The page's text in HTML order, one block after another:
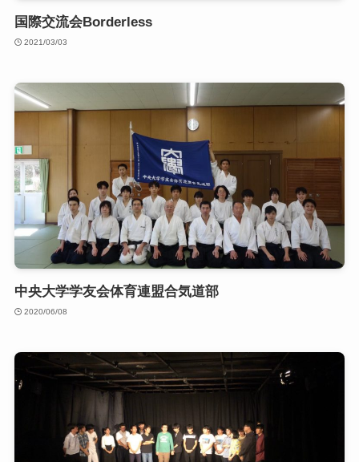
国際交流会Borderless
2021/03/03
中央大学学友会体育連盟合気道部
2020/06/08